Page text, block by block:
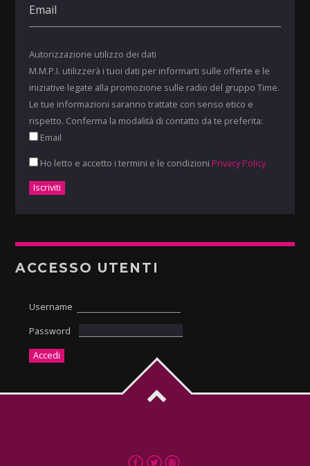
Autorizzazione utilizzo dei dati
M.M.P.I. utilizzerà i tuoi dati per informarti sulle offerte e le
iniziative legate alla promozione sulle radio del gruppo Time.
Le tue informazioni saranno trattate con senso etico e
rispetto. Conferma la modalità di contatto da te preferita:
Email
Ho letto e accetto i termini e le condizioni Privacy Policy
ACCESSO UTENTI
Username
Password